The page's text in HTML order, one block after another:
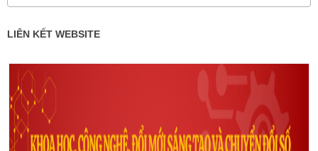
LIÊN KẾT WEBSITE